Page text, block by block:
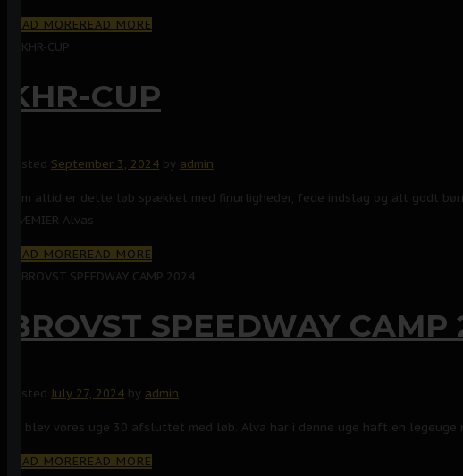
READ MOREREAD MORE
KHR-CUP
Posted September 3, 2024 by admin
Som altid er dette løb spækket med finurligheder, fede indslag og alt godt børn kan
PRÆMIER Alvas
READ MOREREAD MORE
BROVST SPEEDWAY
Posted July 27, 2024 by admin
Så blev vores uge 30 afsluttet med løb. Alva har i denne uge haft en
READ MOREREAD MORE